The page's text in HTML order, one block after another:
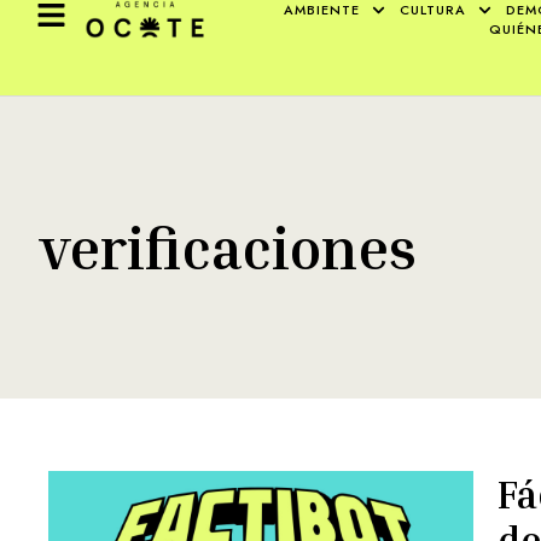
AMBIENTE CULTURA
verificaciones